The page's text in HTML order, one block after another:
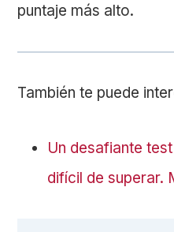
puntaje más alto.
También te puede
Un desafiante
difícil de superar.